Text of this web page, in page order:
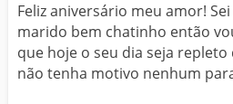
Feliz aniversário meu amor!
marido bem chatinho então
que hoje o seu dia seja repleto
não tenha motivo nenhum